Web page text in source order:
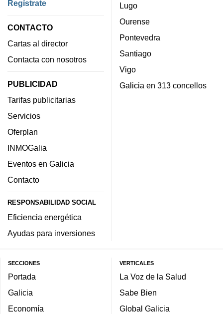
Regístrate
CONTACTO
Cartas al director
Contacta con nosotros
PUBLICIDAD
Tarifas publicitarias
Servicios
Oferplan
INMOGalia
Eventos en Galicia
Contacto
RESPONSABILIDAD SOCIAL
Eficiencia energética
Ayudas para inversiones
Lugo
Ourense
Pontevedra
Santiago
Vigo
Galicia en 313 concellos
SECCIONES
Portada
Galicia
Economía
VERTICALES
La Voz de la Salud
Sabe Bien
Global Galicia